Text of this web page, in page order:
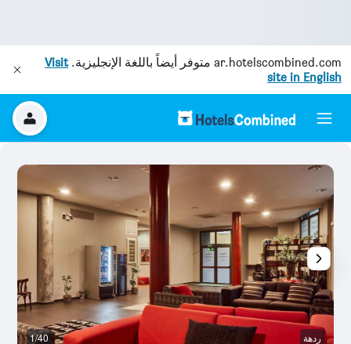
ar.hotelscombined.com متوفر أيضاً باللغة الإنجليزية.Visit
site in English
ردهة 1/40